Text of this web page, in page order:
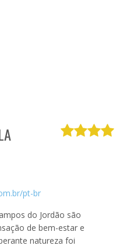
pt-br
do Jordão são
de bem-estar e
natureza foi